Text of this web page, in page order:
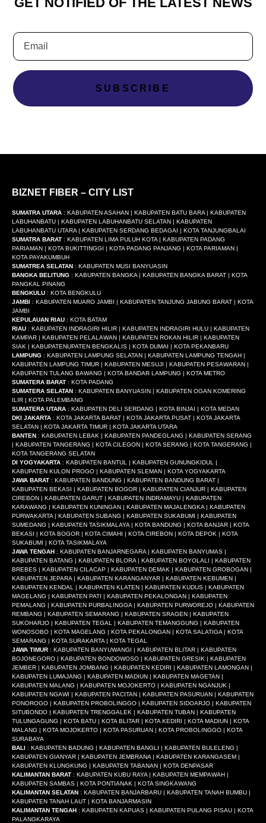
SUBSCRIBE
BIZNET FIBER – CITY LIST
SUMATRA UTARA : KABUPATEN ASAHAN | KABUPATEN BATU BARA | KABUPATEN
LABUHANBATU | KABUPATEN LABUHANBATU SELATAN | KABUPATEN
LABUHANBATU UTARA | KABUPATEN SERDANG BEDAGAI | KOTA TANJUNGBALAI
SUMATRA BARAT : KABUPATEN LIMA PULUH KOTA | KABUPATEN PADANG
PARIAMAN | KOTA BUKITTINGGI | KOTA PADANG PANJANG | KOTA PARIAMAN |
KOTA PAYAKUMBUH
SUMATREA SELATAN : KABUPATEN MUSI BANYUASIN
BANGKA BELITUNG : KABUPATEN BANGKA | KABUPATEN BANGKA BARAT | KOTA
PANGKAL PINANG
BENGKULU : KOTA BENGKULU
JAMBI : KABUPATEN MUARO JAMBI | KABUPATEN TANJUNG JABUNG BARAT | KOTA
JAMBI
KEPULAUAN RIAU : KOTA BATAM
RIAU : KABUPATEN INDRAGIRI HILIR | KABUPATEN INDRAGIRI HULU | KABUPATEN
KAMPAR | KABUPATEN PELALAWAN | KABUPATEN ROKAN HILIR | KABUPATEN
SIAK | KABUPATENUPATEN BENGKALIS | KOTA DUMAI | KOTA PEKANBARU
LAMPUNG : KABUPATEN LAMPUNG SELATAN | KABUPATEN LAMPUNG TENGAH |
KABUPATEN LAMPUNG TIMUR | KABUPATEN MESUJI | KABUPATEN PESAWARAN |
KABUPATEN TULANG BAWANG | KOTA BANDAR LAMPUNG | KOTA METRO
SUMATERA BARAT : KOTA PADANG
SUMATERA SELATAN : KABUPATEN BANYUASIN | KABUPATEN OGAN KOMERING
ILIR | KOTA PALEMBANG
SUMATERA UTARA : KABUPATEN DELI SERDANG | KOTA BINJAI | KOTA MEDAN
DKI JAKARTA : KOTA JAKARTA BARAT | KOTA JAKARTA PUSAT | KOTA JAKARTA
SELATAN | KOTA JAKARTA TIMUR | KOTA JAKARTA UTARA
BANTEN : KABUPATEN LEBAK | KABUPATEN PANDEGLANG | KABUPATEN SERANG
| KABUPATEN TANGERANG | KOTA CILEGON | KOTA SERANG | KOTA TANGERANG |
KOTA TANGERANG SELATAN
DI YOGYAKARTA : KABUPATEN BANTUL | KABUPATEN GUNUNGKIDUL |
KABUPATEN KULON PROGO | KABUPATEN SLEMAN | KOTA YOGYAKARTA
JAWA BARAT : KABUPATEN BANDUNG | KABUPATEN BANDUNG BARAT |
KABUPATEN BEKASI | KABUPATEN BOGOR | KABUPATEN CIANJUR | KABUPATEN
CIREBON | KABUPATEN GARUT | KABUPATEN INDRAMAYU | KABUPATEN
KARAWANG | KABUPATEN KUNINGAN | KABUPATEN MAJALENGKA | KABUPATEN
PURWAKARTA | KABUPATEN SUBANG | KABUPATEN SUKABUMI | KABUPATEN
SUMEDANG | KABUPATEN TASIKMALAYA | KOTA BANDUNG | KOTA BANJAR | KOTA
BEKASI | KOTA BOGOR | KOTA CIMAHI | KOTA CIREBON | KOTA DEPOK | KOTA
SUKABUMI | KOTA TASIKMALAYA
JAWA TENGAH : KABUPATEN BANJARNEGARA | KABUPATEN BANYUMAS |
KABUPATEN BATANG | KABUPATEN BLORA | KABUPATEN BOYOLALI | KABUPATEN
BREBES | KABUPATEN CILACAP | KABUPATEN DEMAK | KABUPATEN GROBOGAN |
KABUPATEN JEPARA | KABUPATEN KARANGANYAR | KABUPATEN KEBUMEN |
KABUPATEN KENDAL | KABUPATEN KLATEN | KABUPATEN KUDUS | KABUPATEN
MAGELANG | KABUPATEN PATI | KABUPATEN PEKALONGAN | KABUPATEN
PEMALANG | KABUPATEN PURBALINGGA | KABUPATEN PURWOREJO | KABUPATEN
REMBANG | KABUPATEN SEMARANG | KABUPATEN SRAGEN | KABUPATEN
SUKOHARJO | KABUPATEN TEGAL | KABUPATEN TEMANGGUNG | KABUPATEN
WONOSOBO | KOTA MAGELANG | KOTA PEKALONGAN | KOTA SALATIGA | KOTA
SEMARANG | KOTA SURAKARTA | KOTA TEGAL
JAWA TIMUR : KABUPATEN BANYUWANGI | KABUPATEN BLITAR | KABUPATEN
BOJONEGORO | KABUPATEN BONDOWOSO | KABUPATEN GRESIK | KABUPATEN
JEMBER | KABUPATEN JOMBANG | KABUPATEN KEDIRI | KABUPATEN LAMONGAN |
KABUPATEN LUMAJANG | KABUPATEN MADIUN | KABUPATEN MAGETAN |
KABUPATEN MALANG | KABUPATEN MOJOKERTO | KABUPATEN NGANJUK |
KABUPATEN NGAWI | KABUPATEN PACITAN | KABUPATEN PASURUAN | KABUPATEN
PONOROGO | KABUPATEN PROBOLINGGO | KABUPATEN SIDOARJO | KABUPATEN
SITUBONDO | KABUPATEN TRENGGALEK | KABUPATEN TUBAN | KABUPATEN
TULUNGAGUNG | KOTA BATU | KOTA BLITAR | KOTA KEDIRI | KOTA MADIUN | KOTA
MALANG | KOTA MOJOKERTO | KOTA PASURUAN | KOTA PROBOLINGGO | KOTA
SURABAYA
BALI : KABUPATEN BADUNG | KABUPATEN BANGLI | KABUPATEN BULELENG |
KABUPATEN GIANYAR | KABUPATEN JEMBRANA | KABUPATEN KARANGASEM |
KABUPATEN KLUNGKUNG | KABUPATEN TABANAN | KOTA DENPASAR
KALIMANTAN BARAT : KABUPATEN KUBU RAYA | KABUPATEN MEMPAWAH |
KABUPATEN SAMBAS | KOTA PONTIANAK | KOTA SINGKAWANG
KALIMANTAN SELATAN : KABUPATEN BANJARBARU | KABUPATEN TANAH BUMBU |
KABUPATEN TANAH LAUT | KOTA BANJARMASIN
KALIMANTAN TENGAH : KABUPATEN KAPUAS | KABUPATEN PULANG PISAU | KOTA
PALANGKARAYA